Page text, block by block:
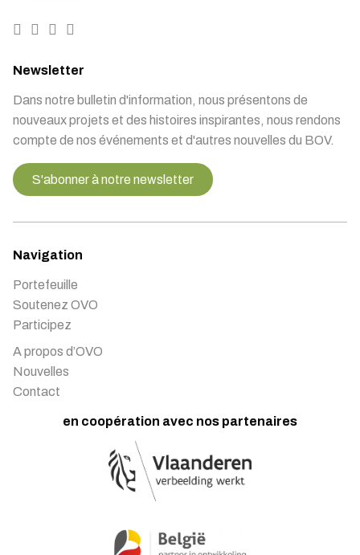
Newsletter
Dans notre bulletin d'information, nous présentons de
nouveaux projets et des histoires inspirantes, nous rendons
compte de nos événements et d'autres nouvelles du BOV.
S'abonner à notre newsletter
Navigation
Portefeuille
Soutenez OVO
Participez
A propos d’OVO
Nouvelles
Contact
en coopération avec nos partenaires